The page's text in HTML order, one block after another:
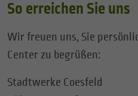
So erreichen Sie uns
Wir freuen uns, Sie
Center zu begrüßen:
Stadtwerke Coesfeld